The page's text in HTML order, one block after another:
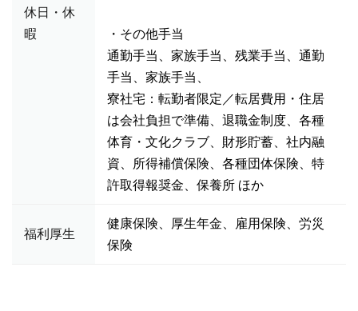
休日・休
暇
・その他手当
通勤手当、家族手当、残業手当、通勤
手当、家族手当、
寮社宅：転勤者限定／転居費用・住居
は会社負担で準備、退職金制度、各種
体育・文化クラブ、財形貯蓄、社内融
資、所得補償保険、各種団体保険、特
許取得報奨金、保養所 ほか
福利厚生
健康保険、厚生年金、雇用保険、労災
保険